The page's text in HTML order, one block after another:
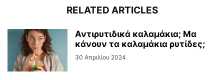
RELATED ARTICLES
Αντιρυτιδικά καλαμάκια; Μα
κάνουν τα καλαμάκια ρυτίδες;
30 Απριλίου 2024